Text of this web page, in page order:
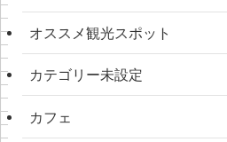
オススメ観光スポット
カテゴリー未設定
カフェ